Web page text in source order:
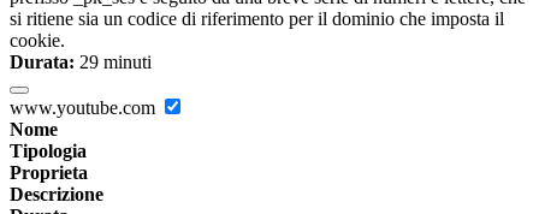
si ritiene sia un codice di riferimento per il dominio che imposta il
cookie.
Durata: 29 minuti
www.youtube.com
Nome
Tipologia
Proprieta
Descrizione